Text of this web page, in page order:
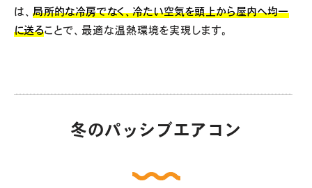
は、局所的な冷房でなく、冷たい空気を頭上から屋内へ均一
に送ることで、最適な温熱環境を実現します。
冬のパッシブエアコン